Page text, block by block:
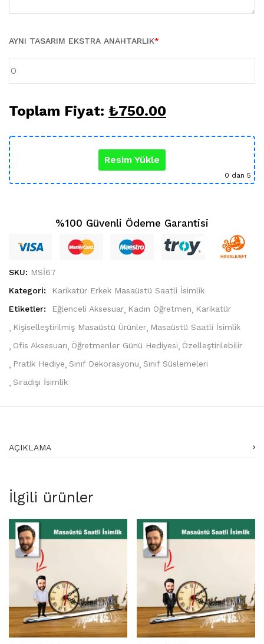
AYNI TASARIM EKSTRA ANAHTARLIK*
Toplam Fiyat: ₺750.00
Resim Yükle
0 dan 5
%100 Güvenli Ödeme Garantisi
SKU: MSİ67
Kategori:
Karikatür Erkek Masaüstü Saatli İsimlik
Etiketler:
Eğlenceli Aksesuar Kadın Öğretmen
Karikatür
Kişiselleştirilmiş Masaüstü Ürünler Masaüstü Saatli İsimlik
Ofis Aksesuarı Öğretmenler Günü Hediyesi Özelleştirilebilir
Pratik Hediye Sınıf Dekorasyonu Sınıf Süslemeleri
Sıradışı İsimlik
AÇIKLAMA
İlgili ürünler